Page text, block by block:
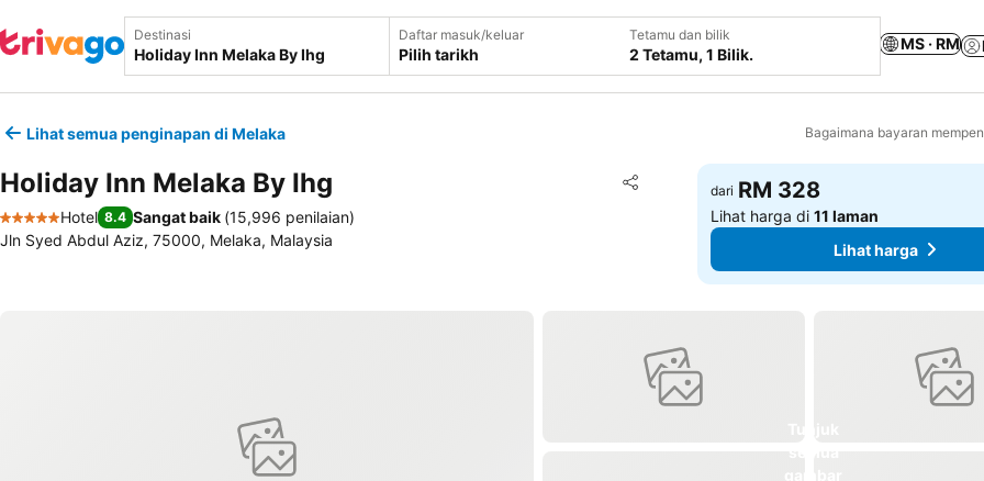
Destinasi Daftar masuk/keluar
Pilih tarikh
Tetamu dan bilik
2 Tetamu, 1 Bilik.
MS · RM
Lihat semua penginapan di Melaka Bagaimana bayaran
Holiday Inn Melaka By Ihg Kongsi
Tambah ke favorit
5 Bintang
Hotel 8.4 Sangat baik (15,996 penilaian)
Jln Syed Abdul Aziz, 75000, Melaka, Malaysia
dari RM 328
Lihat harga di11 laman
Lihat harga